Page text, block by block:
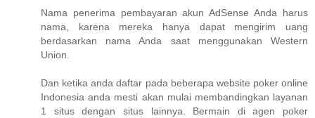
Nama penerima pembayaran akun AdSense Anda harus
nama, karena mereka hanya dapat mengirim uang
berdasarkan nama Anda saat menggunakan Western
Union.
Dan ketika anda daftar pada beberapa website poker online
Indonesia anda mesti akan mulai membandingkan layanan
1 situs dengan situs lainnya. Bermain di agen poker